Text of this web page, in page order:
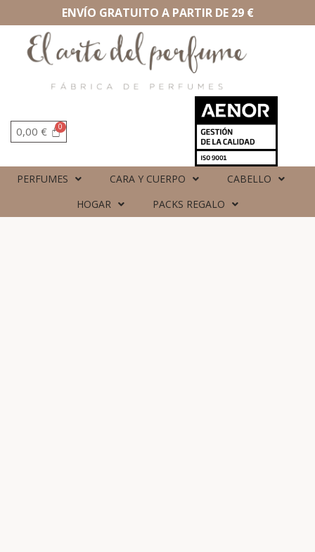
ENVÍO GRATUITO A PARTIR DE 29 €
0,00 €
PERFUMES CARA Y CUERPO
CABELLO
HOGAR
PACKS REGALO